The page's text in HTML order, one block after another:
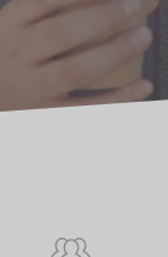
orientere dig i
på de sociale
som ny